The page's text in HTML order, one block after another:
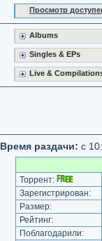
Просмотр
Albums
Singles & EPs
Live &
Время раздачи: c
Торрент:
Зарегистрирован:
Размер:
Рейтинг:
Поблагодарили: